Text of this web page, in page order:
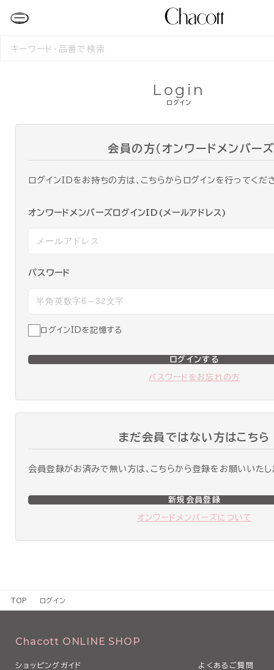
検
ログイン
Login
会員の方（オンワードメンバーズ
ログインIDをお持ちの方は、こちらからログインを行ってくだ
オンワードメンバーズログインID(メールアドレス)
パスワード
ログインIDを記憶する
ログインする
パスワードをお忘れの方
まだ会員ではない方はこちら
会員登録がお済みで無い方は、こちらから登録をお願いいたし
新規会員登録
オンワードメンバーズについて
TOP ログイン
Chacott ONLINE SHOP
ショッピングガイド よくあるご質問